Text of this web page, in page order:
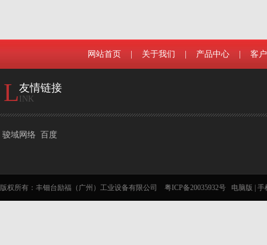
网站首页 关于我们 产品中心 客
L友情链接
INK
骏域网络 百度
版权所有：丰钿台励福（广州）工业设备有限公司 粤ICP备20035932号 电脑版 手